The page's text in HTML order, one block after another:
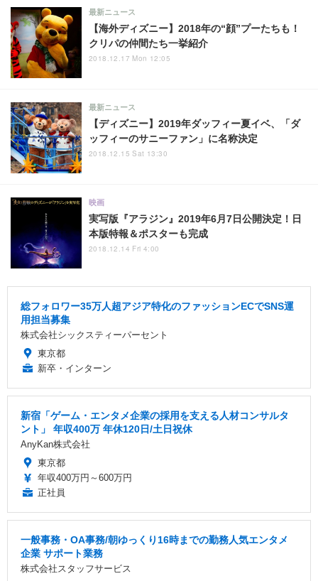
【海外ディズニー】2018年の“顔”プーたちも！
クリパの仲間たち一挙紹介
最新ニュース
2018.12.17 Mon 12:05
【ディズニー】2019年ダッフィー夏イベ、「ダ
ッフィーのサニーファン」に名称決定
最新ニュース
2018.12.15 Sat 13:30
実写版『アラジン』2019年6月7日公開決定！日
本版特報＆ポスターも完成
映画
2018.12.14 Fri 4:00
総フォロワー35万人超アジア特化のファッションECでSNS運
用担当募集
株式会社シックスティーパーセント
東京都
新卒・インターン
新宿「ゲーム・エンタメ企業の採用を支える人材コンサルタ
ント」 年収400万 年休120日/土日祝休
AnyKan株式会社
東京都
年収400万円～600万円
正社員
一般事務・OA事務/朝ゆっくり16時までの勤務人気エンタメ
企業 サポート業務
株式会社スタッフサービス